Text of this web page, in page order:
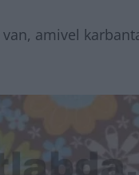
van, amivel